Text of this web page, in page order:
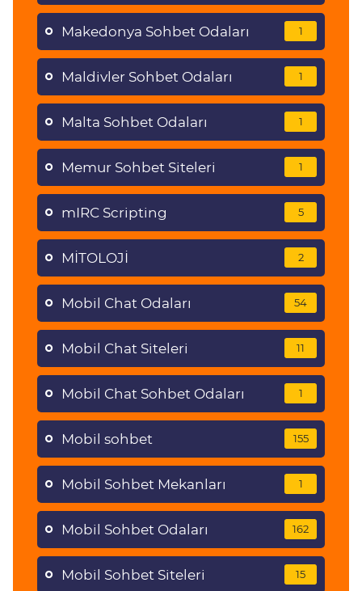
Makedonya Sohbet Odaları 1
Maldivler Sohbet Odaları 1
Malta Sohbet Odaları 1
Memur Sohbet Siteleri 1
mIRC Scripting 5
MİTOLOJİ 2
Mobil Chat Odaları 54
Mobil Chat Siteleri 11
Mobil Chat Sohbet Odaları 1
Mobil sohbet 155
Mobil Sohbet Mekanları 1
Mobil Sohbet Odaları 162
Mobil Sohbet Siteleri 15